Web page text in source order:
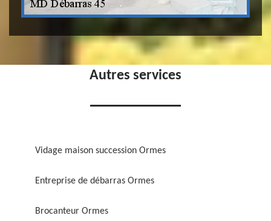
Autres services
Vidage maison succession Ormes
Entreprise de débarras Ormes
Brocanteur Ormes